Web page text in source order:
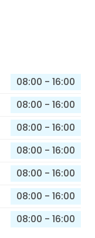
08:00 - 16:00
08:00 - 16:00
08:00 - 16:00
08:00 - 16:00
08:00 - 16:00
08:00 - 16:00
08:00 - 16:00